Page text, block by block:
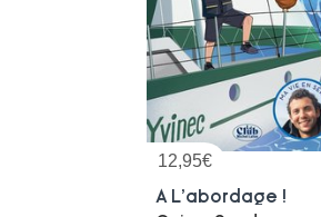
12,95€
A L'abordage !